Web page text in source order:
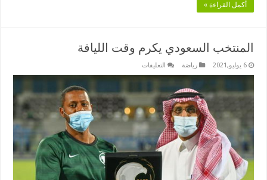
أكمل القراءة »
المنتخب السعودي يكرم وقت اللياقة
6 يوليو,2021 رياضة التعليقاتعلى
السعودي
وقت
اللياقة
مغلقة